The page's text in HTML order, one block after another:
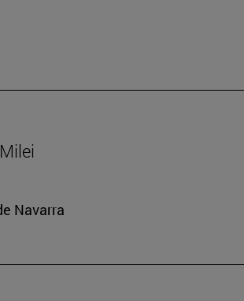
Navarra